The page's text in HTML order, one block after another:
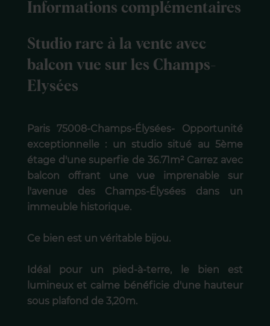
Informations complémentaires
Studio rare à la vente avec
balcon vue sur les Champs-
Elysées
Paris 75008-Champs-Élysées- Opportunité
exceptionnelle : un studio situé au 5ème
étage d'une superfie de 36.71m² Carrez avec
balcon offrant une vue imprenable sur
l'avenue des Champs-Élysées dans un
immeuble historique.
Ce bien est un véritable bijou.
Idéal pour un pied-à-terre, le bien est
lumineux et calme bénéficie d'une hauteur
sous plafond de 3,20m.